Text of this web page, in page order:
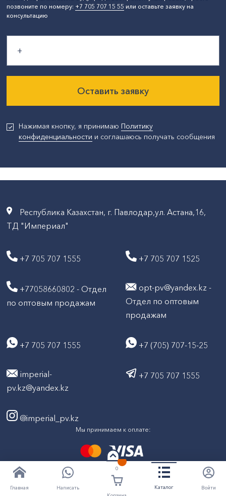
Главная Написать
0
Каталог Войти
позвоните по номеру: +7 705 707 15 55 или оставьте заявку на
консультацию
Оставить заявку
Нажимая кнопку, я принимаю Политику
конфиденциальности и соглашаюсь получать сообщения
Республика Казахстан, г. Павлодар,ул. Астана,16,
ТД "Империал"
+7 705 707 1555 +7 705 707 1525
+77058660802 - Отдел
по оптовым продажам
opt-pv@yandex.kz -
Отдел по оптовым
продажам
+7 705 707 1555 +7 (705) 707-15-25
imperial-
pv.kz@yandex.kz
+7 705 707 1555
@imperial_pv.kz
Мы принимаем к оплате:
Все права защищены © ТД "Империал" 2020- 2026